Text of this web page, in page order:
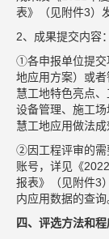
表》（见附件3）
2、成果提交内容：
①各申报单位提交
地应用方案）或
慧工地特色亮点
设备管理、施工
慧工地应用做法成
②因工程评审的需
账号，详见《
报表》（见附件3
内应用数据的查
四、评选方法和程